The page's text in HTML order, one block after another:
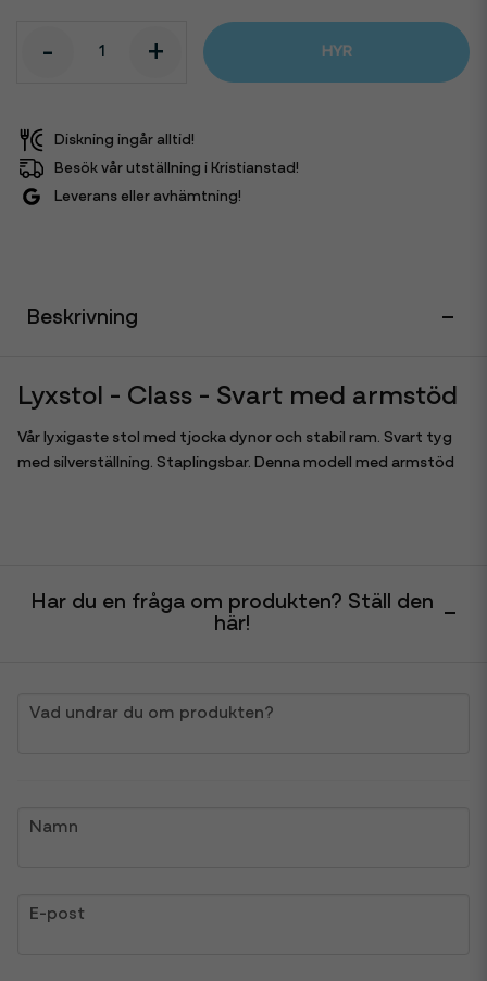
- + HYR
Diskning ingår alltid!
Besök vår utställning i Kristianstad!
Leverans eller avhämtning!
Beskrivning
Lyxstol - Class - Svart med armstöd
Vår lyxigaste stol med tjocka dynor och stabil ram. Svart tyg
med silverställning. Staplingsbar. Denna modell med armstöd
Har du en fråga om produkten? Ställ den
här!
question
Vad undrar du om produkten?
name
Namn
email
E-post